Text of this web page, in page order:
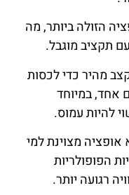
הזולה ביותר, מה
תקציב מוגבל.
מהיר כדי לכסות
אחד, במיוחד
להיות עמוס.
מצוינת למי
הפופולריות
רגועה יותר.